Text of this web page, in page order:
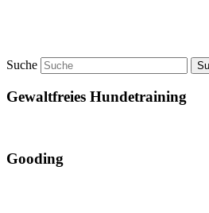
Suche
Gewaltfreies Hundetraining
Gooding